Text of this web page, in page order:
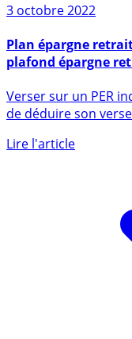
3 octobre 2022
Plan épargne
plafond épargne
Verser sur un PER
de déduire son
Lire l'article